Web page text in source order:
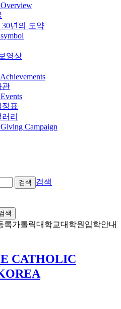
30년의 도약
영상
관
표
리
Campaign
검색
검색
색
록가톨릭대학교대학원입학안내